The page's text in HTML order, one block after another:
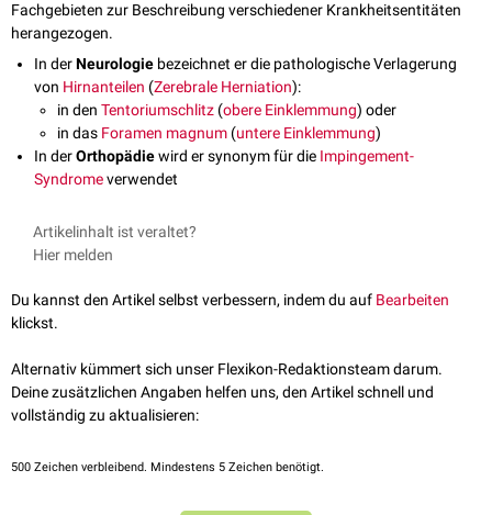
Fachgebieten zur Beschreibung verschiedener Krankheitsentitäten
herangezogen.
In derNeurologie bezeichnet er die pathologische Verlagerung
von Hirnanteilen (Zerebrale Herniation):
in den Tentoriumschlitz (obere Einklemmung) oder
in das Foramen magnum (untere Einklemmung)
In derOrthopädiewird er synonym für die Impingement-
Syndromeverwendet
Artikelinhalt ist veraltet?
Hier melden
Du kannst den Artikel selbst verbessern, indem du auf Bearbeiten
klickst.
Alternativ kümmert sich unser Flexikon-Redaktionsteam darum.
Deine zusätzlichen Angaben helfen uns, den Artikel schnell und
vollständig zu aktualisieren:
500 Zeichen verbleibend. Mindestens 5 Zeichen benötigt.